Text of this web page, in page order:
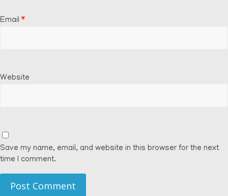
Email *
Website
Save my name, email, and website in this browser for the next
time I comment.